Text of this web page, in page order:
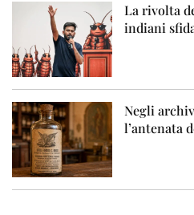
La rivolta
indiani
Negli
l’antenata